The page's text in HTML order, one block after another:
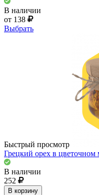
В наличии
от 138
Выбрать
Быстрый просмотр
Грецкий орех в цветочном
В наличии
252
В корзину